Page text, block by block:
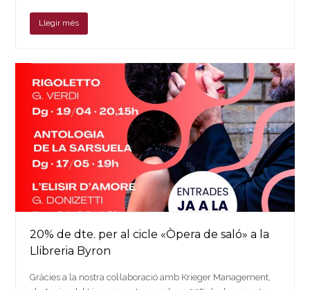
Llegir més
20% de dte. per al cicle «Òpera de saló» a la
Llibreria Byron
Gràcies a la nostra col·laboració amb Krieger Management,